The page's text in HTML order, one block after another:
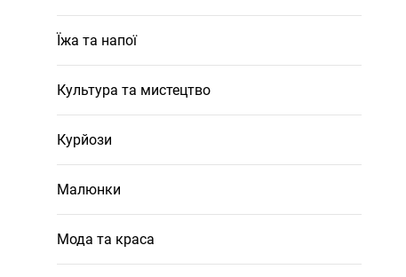
Їжа та напої
Культура та мистецтво
Курйози
Малюнки
Мода та краса